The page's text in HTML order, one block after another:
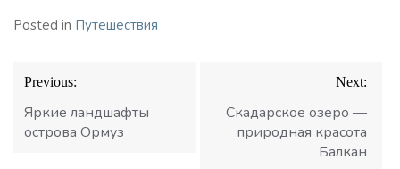
Posted in Путешествия
Навигация
по
записям
Previous:
Яркие ландшафты
острова Ормуз
Next:
Скадарское озеро —
природная красота
Балкан